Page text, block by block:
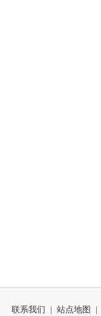
联系我们 站点地图